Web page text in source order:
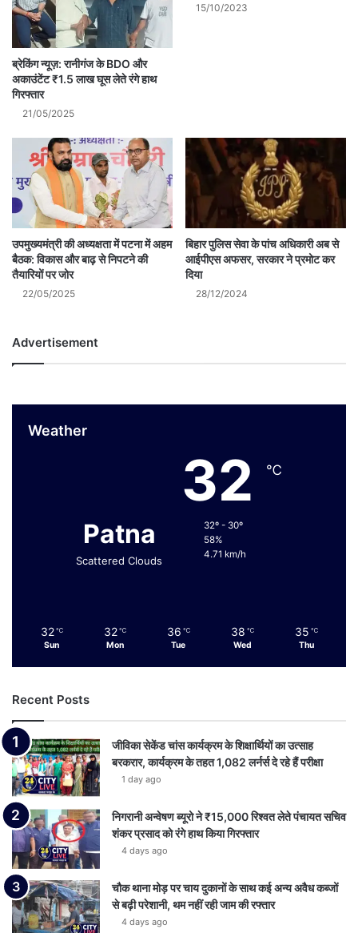
ब्रेकिंग न्यूज़: रानीगंज के BDO और
अकाउंटेंट ₹1.5 लाख घूस लेते रंगे हाथ
गिरफ्तार
21/05/2025
15/10/2023
उपमुख्यमंत्री की अध्यक्षता में पटना में अहम
बैठक: विकास और बाढ़ से निपटने की
तैयारियों पर जोर
22/05/2025
बिहार पुलिस सेवा के पांच अधिकारी अब से
आईपीएस अफसर, सरकार ने प्रमोट कर
दिया
28/12/2024
Advertisement
Weather
Patna
Scattered Clouds
32 ℃
32º - 30º
58%
4.71 km/h
32 ℃
Sun
32 ℃
Mon
36 ℃
Tue
38 ℃
Wed
35 ℃
Thu
Recent Posts
जीविका सेकेंड चांस कार्यक्रम के शिक्षार्थियों का उत्साह
बरकरार, कार्यक्रम के तहत 1,082 लर्नर्स दे रहे हैं परीक्षा
1 day ago
निगरानी अन्वेषण ब्यूरो ने ₹15,000 रिश्वत लेते पंचायत सचिव
शंकर प्रसाद को रंगे हाथ किया गिरफ्तार
4 days ago
चौक थाना मोड़ पर चाय दुकानों के साथ कई अन्य अवैध कब्जों
से बढ़ी परेशानी, थम नहीं रही जाम की रफ्तार
4 days ago